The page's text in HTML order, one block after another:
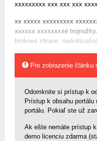
xxxxxxxxx xxx xxx xxx
xx xxxxx xxxxxxxxx
xxxxxx xxxxxxxxé
brokové zbrane,
Pre zobrazenie článku
Odomknite si prístup k
Prístup k obsahu
portálu. Pokiaľ ste už
Ak ešte nemáte prístup
demo licenciu zdarma